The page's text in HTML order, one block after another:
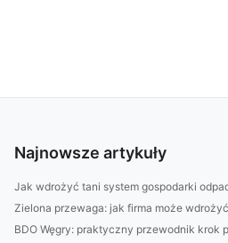
Najnowsze artykuły
Jak wdrożyć tani system gospodarki
Zielona przewaga: jak firma może
BDO Węgry: praktyczny przewodnik krok